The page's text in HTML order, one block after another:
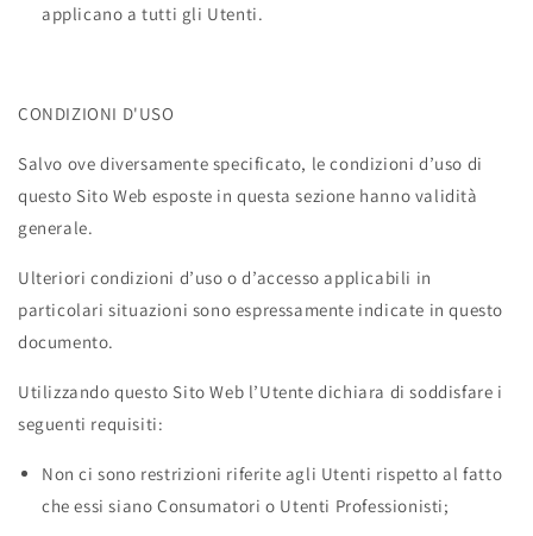
applicano a tutti gli Utenti.
CONDIZIONI D'USO
Salvo ove diversamente specificato, le condizioni d’uso di
questo Sito Web esposte in questa sezione hanno validità
generale.
Ulteriori condizioni d’uso o d’accesso applicabili in
particolari situazioni sono espressamente indicate in questo
documento.
Utilizzando questo Sito Web l’Utente dichiara di soddisfare i
seguenti requisiti:
Non ci sono restrizioni riferite agli Utenti rispetto al fatto
che essi siano Consumatori o Utenti Professionisti;